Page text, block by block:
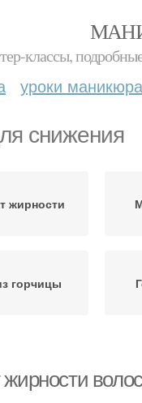
классы,
уроки маникюра
снижения
жирности
горчицы
жирности